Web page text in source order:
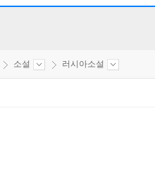
소설 러시아소설